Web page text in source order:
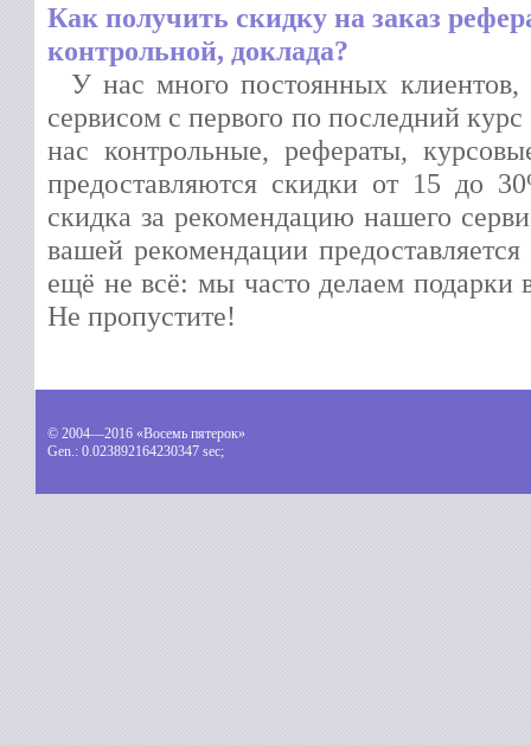
Как получить скидку на заказ
контрольной, доклада?
У нас много постоянных
сервисом с первого по последний
нас контрольные, рефераты,
предоставляются скидки от 15 до
скидка за рекомендацию нашего
вашей рекомендации
ещё не всё: мы часто делаем подарки
Не пропустите!
© 2004—2016 «Восемь пятерок»
Gen.: 0.023892164230347 sec;